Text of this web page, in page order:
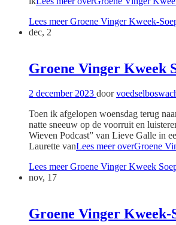
Lees meerGroene Vinger Kweek-
dec, 2
Groene Vinger Kweek
2 december 2023 door
Toen ik afgelopen woensdag terug
natte sneeuw op de voorruit en
Wieven Podcast” van Lieve Galle in
Laurette vanLees meer overGroene
Lees meerGroene Vinger Kweek
nov, 17
Groene Vinger Kweek-